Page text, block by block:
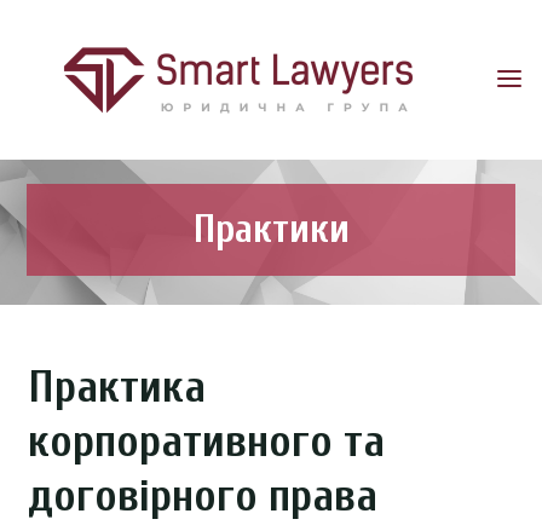
SMART
ДЯКУЄМО
РОЗУМІННЯ
Практики
Практика
корпоративного та
договірного права